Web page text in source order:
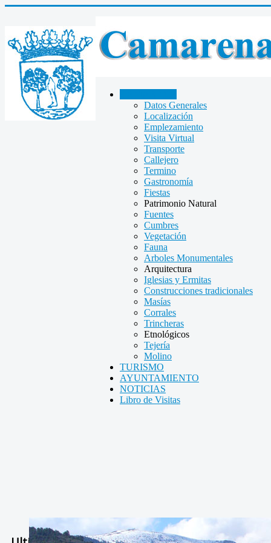
Datos Generales
Localización
Emplezamiento
Visita Virtual
Transporte
Callejero
Termino
Gastronomía
Fiestas
Patrimonio Natural
Fuentes
Cumbres
Vegetación
Fauna
Arboles Monumentales
Arquitectura
Iglesias y Ermitas
Construcciones tradicionales
Masías
Corrales
Trincheras
Etnológicos
Tejería
Molino
TURISMO
AYUNTAMIENTO
NOTICIAS
Libro de Visitas